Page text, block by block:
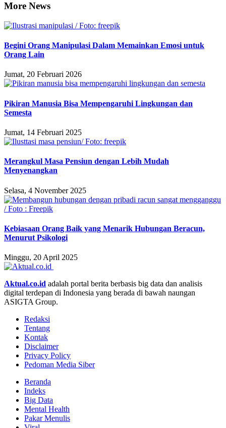
More News
Begini Orang Manipulasi Dalam Memainkan Emosi untuk
Orang Lain
Jumat, 20 Februari 2026
Pikiran Manusia Bisa Mempengaruhi Lingkungan dan
Semesta
Jumat, 14 Februari 2025
Merangkul Masa Pensiun dengan Lebih Mudah
Menyenangkan
Selasa, 4 November 2025
Kebiasaan Orang Baik yang Menarik Hubungan Beracun,
Menurut Psikologi
Minggu, 20 April 2025
Aktual.co.id adalah portal berita berbasis big data dan analisis
digital terdepan di Indonesia yang berada di bawah naungan
ASIGTA Group.
Redaksi
Tentang
Kontak
Disclaimer
Privacy Policy
Pedoman Media Siber
Beranda
Indeks
Big Data
Mental Health
Pakar Menulis